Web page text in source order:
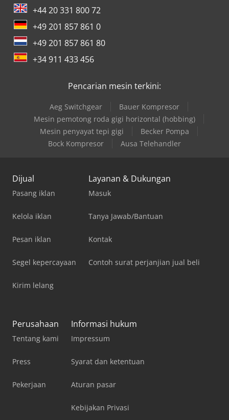
+44 20 331 800 72
+49 201 857 861 0
+49 201 857 861 80
+34 911 433 456
Pencarian mesin terkini:
Aeg Switchgear
Bauer Kompresor
Mesin pemotong roda gigi horizontal (hobbing)
Mesin penyayat tepi gigi
Becker Pompa
Bock Kompresor
Ausa Telehandler
Dijual
Pasang iklan
Kelola iklan
Pesan iklan
Segel kepercayaan
Kirim lelang
Layanan & Dukungan
Masuk
Tanya Jawab/Bantuan
Kontak
Contoh surat perjanjian jual beli
Perusahaan
Tentang kami
Press
Pekerjaan
Informasi hukum
Impressum
Syarat dan ketentuan
Aturan pasar
Kebijakan Privasi